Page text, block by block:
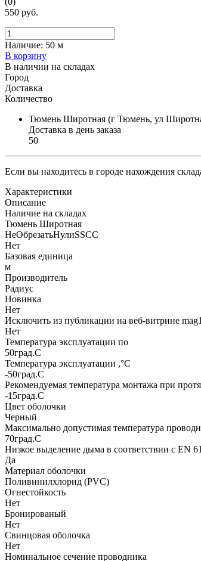
550 руб.
Наличие: 50 м
В корзину
В наличии на складах
Город
Доставка
Количество
Тюмень Широтная (г Тюмень, ул
Доставка в день заказа
50
Если вы находитесь в городе нахождения
Характеристики
Описание
Наличие на складах
Тюмень Широтная
НеОбрезатьНулиSSCC
Нет
Базовая единица
м
Производитель
Радиус
Новинка
Нет
Исключить из публикации на веб-витрине
Нет
Температура эксплуатации по
50град.C
Температура эксплуатации ,°С
-50град.C
Рекомендуемая температура монтажа при
-15град.C
Цвет оболочки
Черный
Максимально допустимая температура
70град.C
Низкое выделение дыма в соответствии с EN
Да
Материал оболочки
Поливинилхлорид (PVC)
Огнестойкость
Нет
Бронированый
Нет
Свинцовая оболочка
Нет
Номинальное сечение проводника